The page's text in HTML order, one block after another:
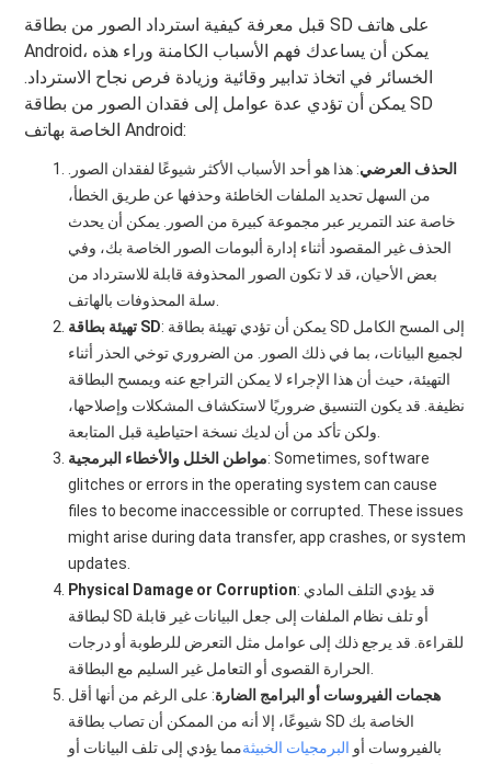
قبل معرفة كيفية استرداد الصور من بطاقة SD على هاتف
Android، يمكن أن يساعدك فهم الأسباب الكامنة وراء هذه
الخسائر في اتخاذ تدابير وقائية وزيادة فرص نجاح الاسترداد.
يمكن أن تؤدي عدة عوامل إلى فقدان الصور من بطاقة SD
الخاصة بهاتف Android:
الحذف العرضي: هذا هو أحد الأسباب الأكثر شيوعًا لفقدان الصور.
من السهل تحديد الملفات الخاطئة وحذفها عن طريق الخطأ،
خاصة عند التمرير عبر مجموعة كبيرة من الصور. يمكن أن يحدث
الحذف غير المقصود أثناء إدارة ألبومات الصور الخاصة بك، وفي
بعض الأحيان، قد لا تكون الصور المحذوفة قابلة للاسترداد من
تهيئة بطاقة SD: يمكن أن تؤدي تهيئة بطاقة SD إلى المسح الكامل
لجميع البيانات، بما في ذلك الصور. من الضروري توخي الحذر أثناء
التهيئة، حيث أن هذا الإجراء لا يمكن التراجع عنه ويمسح البطاقة
نظيفة. قد يكون التنسيق ضروريًا لاستكشاف المشكلات وإصلاحها،
مواطن الخلل والأخطاء البرمجية: Sometimes, software
glitches or errors in the operating system can cause
files to become inaccessible or corrupted. These issues
might arise during data transfer, app crashes, or system
updates.
Physical Damage or Corruption: قد يؤدي التلف المادي
لبطاقة SD أو تلف نظام الملفات إلى جعل البيانات غير قابلة
للقراءة. قد يرجع ذلك إلى عوامل مثل التعرض للرطوبة أو درجات
هجمات الفيروسات أو البرامج الضارة: على الرغم من أنها أقل
شيوعًا، إلا أنه من الممكن أن تصاب بطاقة SD الخاصة بك
بالفيروسات أو البرمجيات الخبيثةمما يؤدي إلى تلف البيانات أو